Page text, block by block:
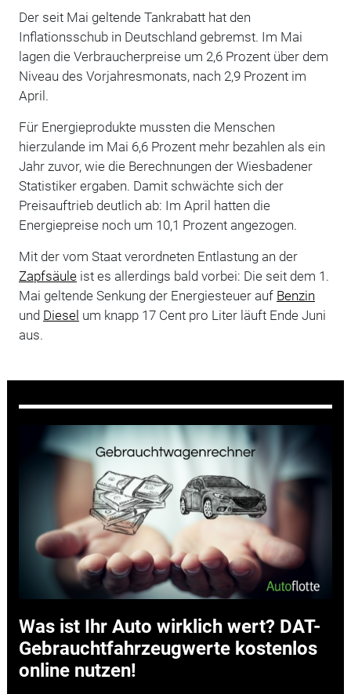
Der seit Mai geltende Tankrabatt hat den
Inflationsschub in Deutschland gebremst. Im Mai
lagen die Verbraucherpreise um 2,6 Prozent über dem
Niveau des Vorjahresmonats, nach 2,9 Prozent im
April.
Für Energieprodukte mussten die Menschen
hierzulande im Mai 6,6 Prozent mehr bezahlen als ein
Jahr zuvor, wie die Berechnungen der Wiesbadener
Statistiker ergaben. Damit schwächte sich der
Preisauftrieb deutlich ab: Im April hatten die
Energiepreise noch um 10,1 Prozent angezogen.
Mit der vom Staat verordneten Entlastung an der
Zapfsäuleist es allerdings bald vorbei: Die seit dem 1.
Mai geltende Senkung der Energiesteuer auf Benzin
und Diesel um knapp 17 Cent pro Liter läuft Ende Juni
aus.
Was ist Ihr Auto wirklich wert? DAT-
Gebrauchtfahrzeugwerte kostenlos
online nutzen!